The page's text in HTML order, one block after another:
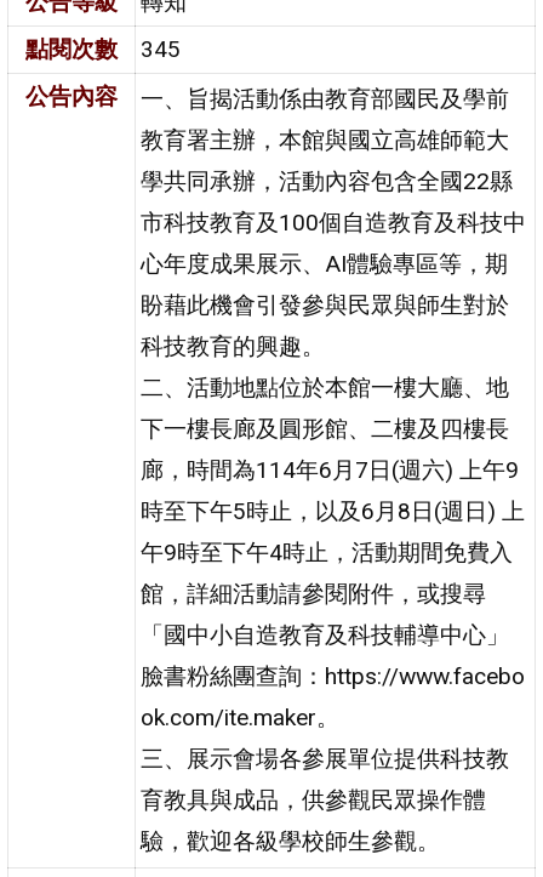
點閱次數
345
公告內容
一、旨揭活動係由教育部國民及學前
教育署主辦，本館與國立高雄師範大
學共同承辦，活動內容包含全國22縣
市科技教育及100個自造教育及科技中
心年度成果展示、AI體驗專區等，期
盼藉此機會引發參與民眾與師生對於
科技教育的興趣。
二、活動地點位於本館一樓大廳、地
下一樓長廊及圓形館、二樓及四樓長
廊，時間為114年6月7日(週六) 上午9
時至下午5時止，以及6月8日(週日) 上
午9時至下午4時止，活動期間免費入
館，詳細活動請參閱附件，或搜尋
「國中小自造教育及科技輔導中心」
臉書粉絲團查詢：https://www.facebo
ok.com/ite.maker。
三、展示會場各參展單位提供科技教
育教具與成品，供參觀民眾操作體
驗，歡迎各級學校師生參觀。